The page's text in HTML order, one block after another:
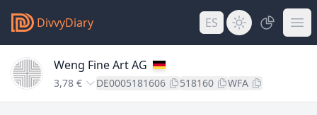
DivvyDiary ES
Weng Fine Art AG
3,78 € DE0005181606 518160 WFA